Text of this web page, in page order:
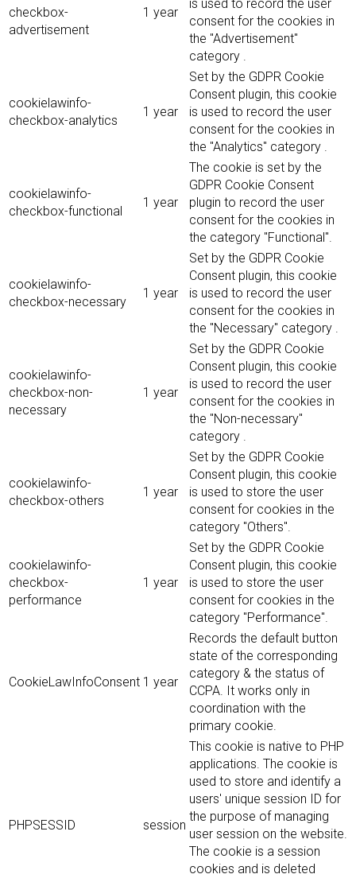
checkbox-
advertisement
1 year
is used to record the user
consent for the cookies in
the "Advertisement"
category .
cookielawinfo-
checkbox-analytics
1 year
Set by the GDPR Cookie
Consent plugin, this cookie
is used to record the user
consent for the cookies in
the "Analytics" category .
cookielawinfo-
checkbox-functional
1 year
The cookie is set by the
GDPR Cookie Consent
plugin to record the user
consent for the cookies in
the category "Functional".
cookielawinfo-
checkbox-necessary
1 year
Set by the GDPR Cookie
Consent plugin, this cookie
is used to record the user
consent for the cookies in
the "Necessary" category .
cookielawinfo-
checkbox-non-
necessary
1 year
Set by the GDPR Cookie
Consent plugin, this cookie
is used to record the user
consent for the cookies in
the "Non-necessary"
category .
cookielawinfo-
checkbox-others
1 year
Set by the GDPR Cookie
Consent plugin, this cookie
is used to store the user
consent for cookies in the
category "Others".
cookielawinfo-
checkbox-
performance
1 year
Set by the GDPR Cookie
Consent plugin, this cookie
is used to store the user
consent for cookies in the
category "Performance".
CookieLawInfoConsent 1 year
Records the default button
state of the corresponding
category & the status of
CCPA. It works only in
coordination with the
primary cookie.
PHPSESSID session
This cookie is native to PHP
applications. The cookie is
used to store and identify a
users' unique session ID for
the purpose of managing
user session on the website.
The cookie is a session
cookies and is deleted